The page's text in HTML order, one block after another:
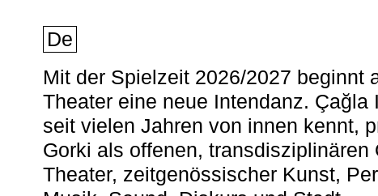
De
Mit der Spielzeit 2026/2027 beginnt
Theater eine neue Intendanz. Çağla
seit vielen Jahren von innen kennt,
Gorki als offenen, transdisziplinären
Theater, zeitgenössischer Kunst,